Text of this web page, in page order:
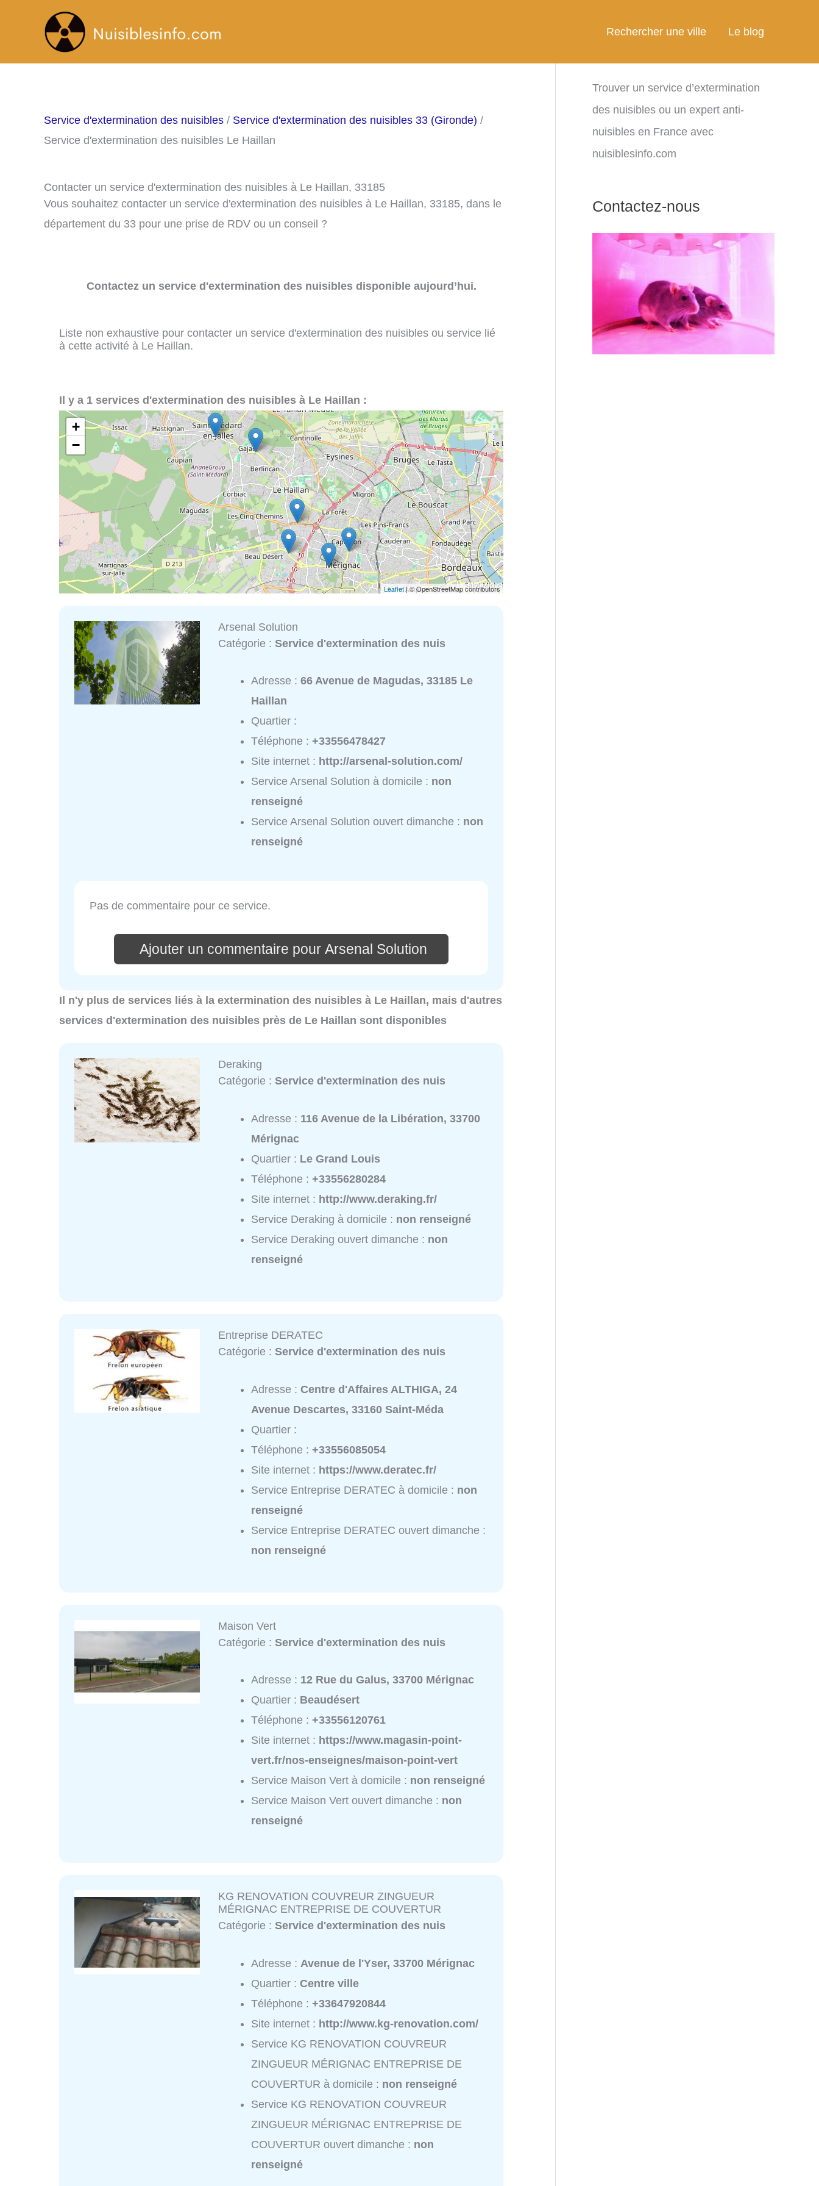
Rechercher une ville Le blog
Service d'extermination des nuisibles / Service d'extermination des nuisibles 33 (Gironde) /
Service d'extermination des nuisibles Le Haillan
Contacter un service d'extermination des nuisibles à Le Haillan, 33185
Vous souhaitez contacter un service d'extermination des nuisibles à Le Haillan, 33185, dans le
département du 33 pour une prise de RDV ou un conseil ?
Contactez un service d'extermination des nuisibles disponible aujourd’hui.
Liste non exhaustive pour contacter un service d'extermination des nuisibles ou service lié
à cette activité à Le Haillan.
Il y a 1 services d'extermination des nuisibles à Le Haillan :
+
−
Leaflet| © OpenStreetMap contributors
Arsenal Solution
Catégorie :Service d'extermination des nuis
Adresse :66 Avenue de Magudas, 33185 Le
Haillan
Quartier :
Téléphone :+33556478427
Site internet : http://arsenal-solution.com/
Service Arsenal Solution à domicile : non
renseigné
Service Arsenal Solution ouvert dimanche : non
renseigné
Pas de commentaire pour ce service.
Ajouter un commentaire pour Arsenal Solution
Il n'y plus de services liés à la extermination des nuisibles à Le Haillan, mais d'autres
services d'extermination des nuisibles près de Le Haillan sont disponibles
Deraking
Catégorie :Service d'extermination des nuis
Adresse : 116 Avenue de la Libération, 33700
Mérignac
Quartier : Le Grand Louis
Téléphone :+33556280284
Site internet : http://www.deraking.fr/
Service Deraking à domicile : non renseigné
Service Deraking ouvert dimanche : non
renseigné
Entreprise DERATEC
Catégorie :Service d'extermination des nuis
Adresse :Centre d'Affaires ALTHIGA, 24
Avenue Descartes, 33160 Saint-Méda
Quartier :
Téléphone :+33556085054
Site internet : https://www.deratec.fr/
Service Entreprise DERATEC à domicile : non
renseigné
Service Entreprise DERATEC ouvert dimanche :
non renseigné
Maison Vert
Catégorie :Service d'extermination des nuis
Adresse : 12 Rue du Galus, 33700 Mérignac
Quartier : Beaudésert
Téléphone :+33556120761
Site internet : https://www.magasin-point-
vert.fr/nos-enseignes/maison-point-vert
Service Maison Vert à domicile : non renseigné
Service Maison Vert ouvert dimanche : non
renseigné
KG RENOVATION COUVREUR ZINGUEUR
MÉRIGNAC ENTREPRISE DE COUVERTUR
Catégorie :Service d'extermination des nuis
Adresse :Avenue de l'Yser, 33700 Mérignac
Quartier :Centre ville
Téléphone :+33647920844
Site internet : http://www.kg-renovation.com/
Service KG RENOVATION COUVREUR
ZINGUEUR MÉRIGNAC ENTREPRISE DE
COUVERTUR à domicile : non renseigné
Service KG RENOVATION COUVREUR
ZINGUEUR MÉRIGNAC ENTREPRISE DE
COUVERTUR ouvert dimanche : non
renseigné
Trouver un service d’extermination
des nuisibles ou un expert anti-
nuisibles en France avec
nuisiblesinfo.com
Contactez-nous